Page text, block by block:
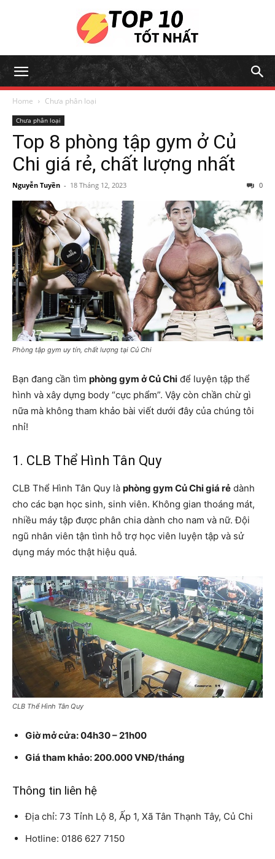
Home Chưa phân loại
Chưa phân loại
Top 8 phòng tập gym ở Củ
Chi giá rẻ, chất lượng nhất
Nguyễn Tuyền - 18 Tháng 12, 2023 0
Phòng tập gym uy tín, chất lượng tại Củ Chi
Bạn đang cần tìm phòng gym ở Củ Chi để luyện tập thể
hình và xây dựng body “cực phẩm”. Vậy còn chần chừ gì
nữa mà không tham khảo bài viết dưới đây của chúng tôi
nhỉ!
1. CLB Thể Hình Tân Quy
CLB Thể Hình Tân Quy là phòng gym Củ Chi giá rẻ dành
cho các bạn học sinh, sinh viên. Không gian thoáng mát,
nhiều máy tập được phân chia dành cho nam và nữ. Đội
ngũ nhân viên tận tình hỗ trợ học viên luyện tập và sử
dụng máy móc thật hiệu quả.
CLB Thể Hình Tân Quy
Giờ mở cửa: 04h30 – 21h00
Giá tham khảo: 200.000 VNĐ/tháng
Thông tin liên hệ
Địa chỉ: 73 Tỉnh Lộ 8, Ấp 1, Xã Tân Thạnh Tây, Củ Chi
Hotline: 0186 627 7150